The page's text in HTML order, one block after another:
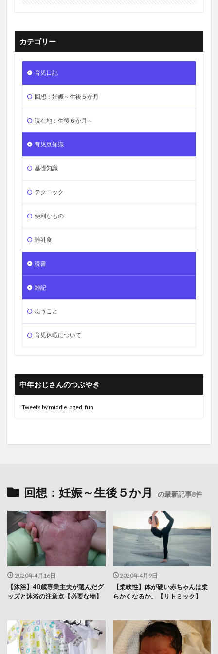
カテゴリー
育児日記
回想：妊娠～生後５か月
現在地：生後６か月～
育児豆知識
基礎知識
テクニック
便利なもの
離乳食
読書
雑記
思うこと
育児休暇について
中年おじさんのつぶやき
Tweets by middle_aged_fun
回想：妊娠～生後５か月 の最新記事8件
2020年4月16日
【沐浴】40歳専業主夫が選んだグ
ッズと沐浴の注意点【必要な物】
2020年4月9日
【柔軟性】体が硬い赤ちゃんは柔
らかくなるか。【リトミック】